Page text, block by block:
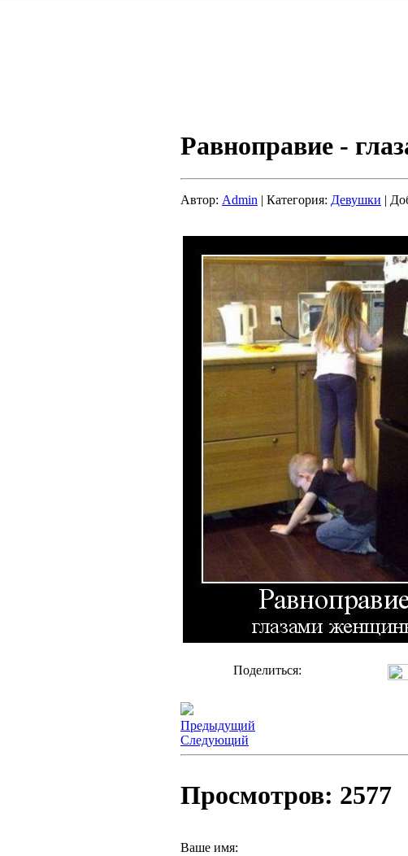
Равноправие -
Автор: Admin | Категория: Девушки |
Поделиться:
Предыдущий
Следующий
Просмотров: 2577
Ваше имя: